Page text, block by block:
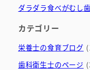
ダラダラ食べがむし
カテゴリー
栄養士の食育ブログ
歯科衛生士のページ